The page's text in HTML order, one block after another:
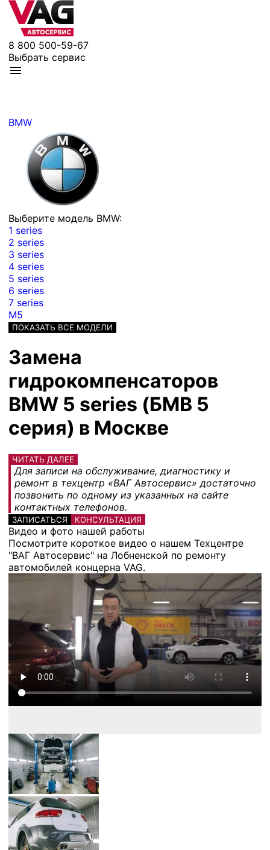
8 800 500-59-67
Выбрать сервис
BMW
Выберите модель BMW:
1 series
2 series
3 series
4 series
5 series
6 series
7 series
M5
ПОКАЗАТЬ ВСЕ МОДЕЛИ
Замена
гидрокомпенсаторов
BMW 5 series (БМВ 5
серия) в Москве
ЧИТАТЬ ДАЛЕЕ
Для записи на обслуживание, диагностику и
ремонт в техцентр «ВАГ Автосервис» достаточно
позвонить по одному из указанных на сайте
контактных телефонов.
ЗАПИСАТЬСЯ КОНСУЛЬТАЦИЯ
Видео и фото нашей работы
Посмотрите короткое видео о нашем Техцентре
"ВАГ Автосервис" на Лобненской по ремонту
автомобилей концерна VAG.